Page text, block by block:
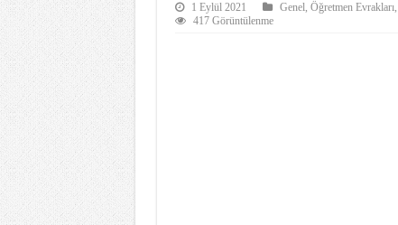
1 Eylül 2021 Genel, Öğretmen Evrakları,
417 Görüntülenme